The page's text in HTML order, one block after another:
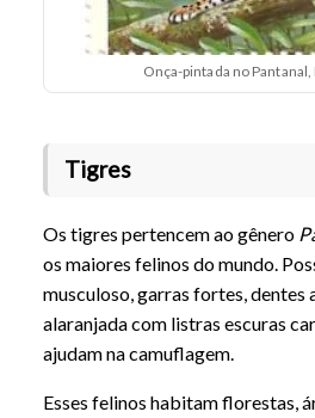
Onça-pintada no
Tigres
Os tigres pertencem ao gênero
os maiores felinos do mundo.
musculoso, garras fortes, dentes
alaranjada com listras escuras
ajudam na camuflagem.
Esses felinos habitam florestas,